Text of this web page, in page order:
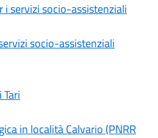
servizi socio-assistenziali
socio-assistenziali
in località Calvario (PNRR